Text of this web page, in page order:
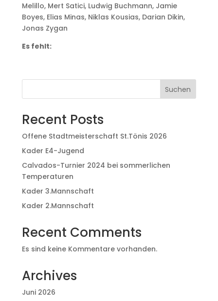
Melillo, Mert Satici, Ludwig Buchmann, Jamie
Boyes, Elias Minas, Niklas Kousias, Darian Dikin,
Jonas Zygan
Es fehlt:
Suchen
Recent Posts
Offene Stadtmeisterschaft St.Tönis 2026
Kader E4-Jugend
Calvados-Turnier 2024 bei sommerlichen
Temperaturen
Kader 3.Mannschaft
Kader 2.Mannschaft
Recent Comments
Es sind keine Kommentare vorhanden.
Archives
Juni 2026